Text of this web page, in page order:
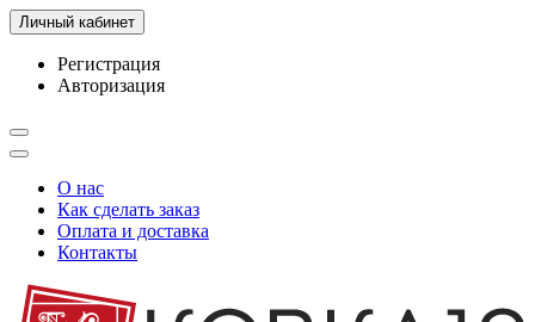
Личный кабинет
Регистрация
Авторизация
О нас
Как сделать заказ
Оплата и доставка
Контакты